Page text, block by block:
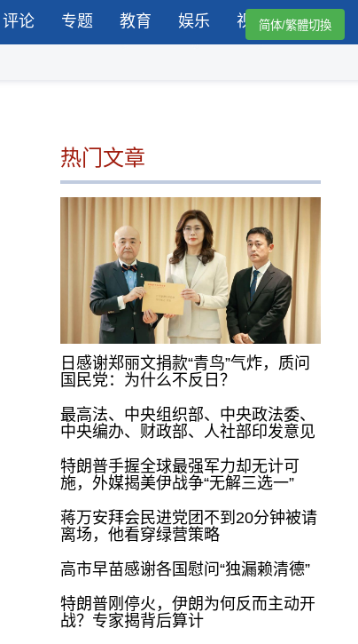
评论 专题 教育 娱乐 视频简体/繁體切換
热门文章
日感谢郑丽文捐款“青鸟”气炸，质问
国民党：为什么不反日？
最高法、中央组织部、中央政法委、
中央编办、财政部、人社部印发意见
特朗普手握全球最强军力却无计可
施，外媒揭美伊战争“无解三选一”
蒋万安拜会民进党团不到20分钟被请
离场，他看穿绿营策略
高市早苗感谢各国慰问“独漏赖清德”
特朗普刚停火，伊朗为何反而主动开
战？专家揭背后算计